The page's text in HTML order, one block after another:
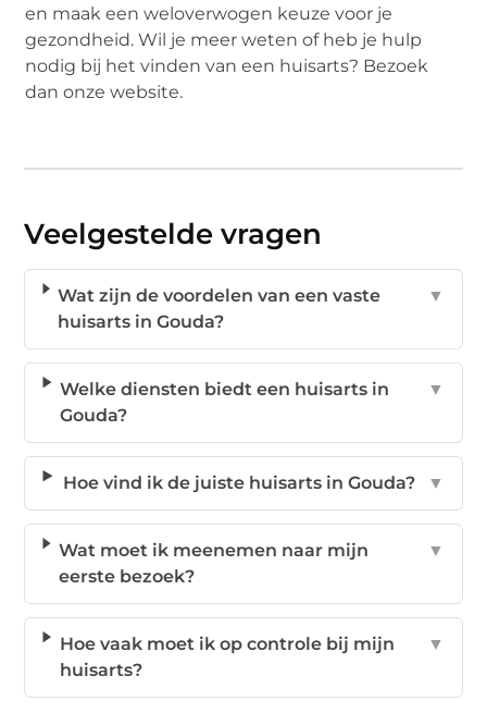
en maak een weloverwogen keuze voor je
gezondheid. Wil je meer weten of heb je hulp
nodig bij het vinden van een huisarts? Bezoek
dan onze website.
Veelgestelde vragen
Wat zijn de voordelen van een vaste
huisarts in Gouda?
▼
Welke diensten biedt een huisarts in
Gouda?
▼
Hoe vind ik de juiste huisarts in Gouda? ▼
Wat moet ik meenemen naar mijn
eerste bezoek?
▼
Hoe vaak moet ik op controle bij mijn
huisarts?
▼